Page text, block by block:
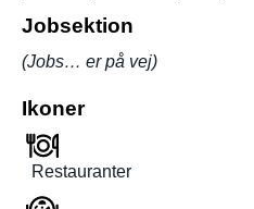
Jobsektion
(Jobs… er på vej)
Ikoner
Restauranter